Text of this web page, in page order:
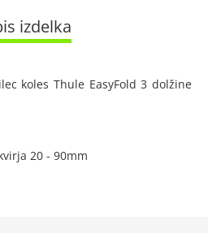
izdelka
koles Thule EasyFold 3 dolžine
20 - 90mm